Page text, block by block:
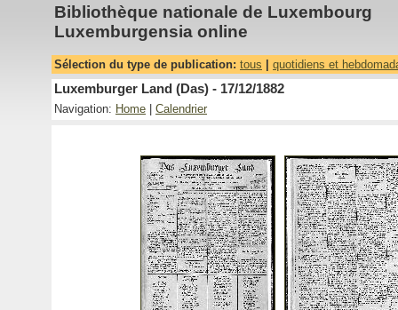
Bibliothèque nationale de Luxembourg
Luxemburgensia online
Sélection du type de publication: tous quotidiens et
Luxemburger Land (Das) - 17/12/1882
Navigation: Home Calendrier